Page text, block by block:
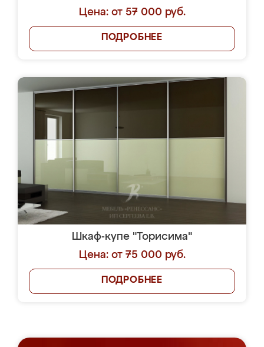
Цена: от 57 000 руб.
ПОДРОБНЕЕ
Шкаф-купе "Торисима"
Цена: от 75 000 руб.
ПОДРОБНЕЕ